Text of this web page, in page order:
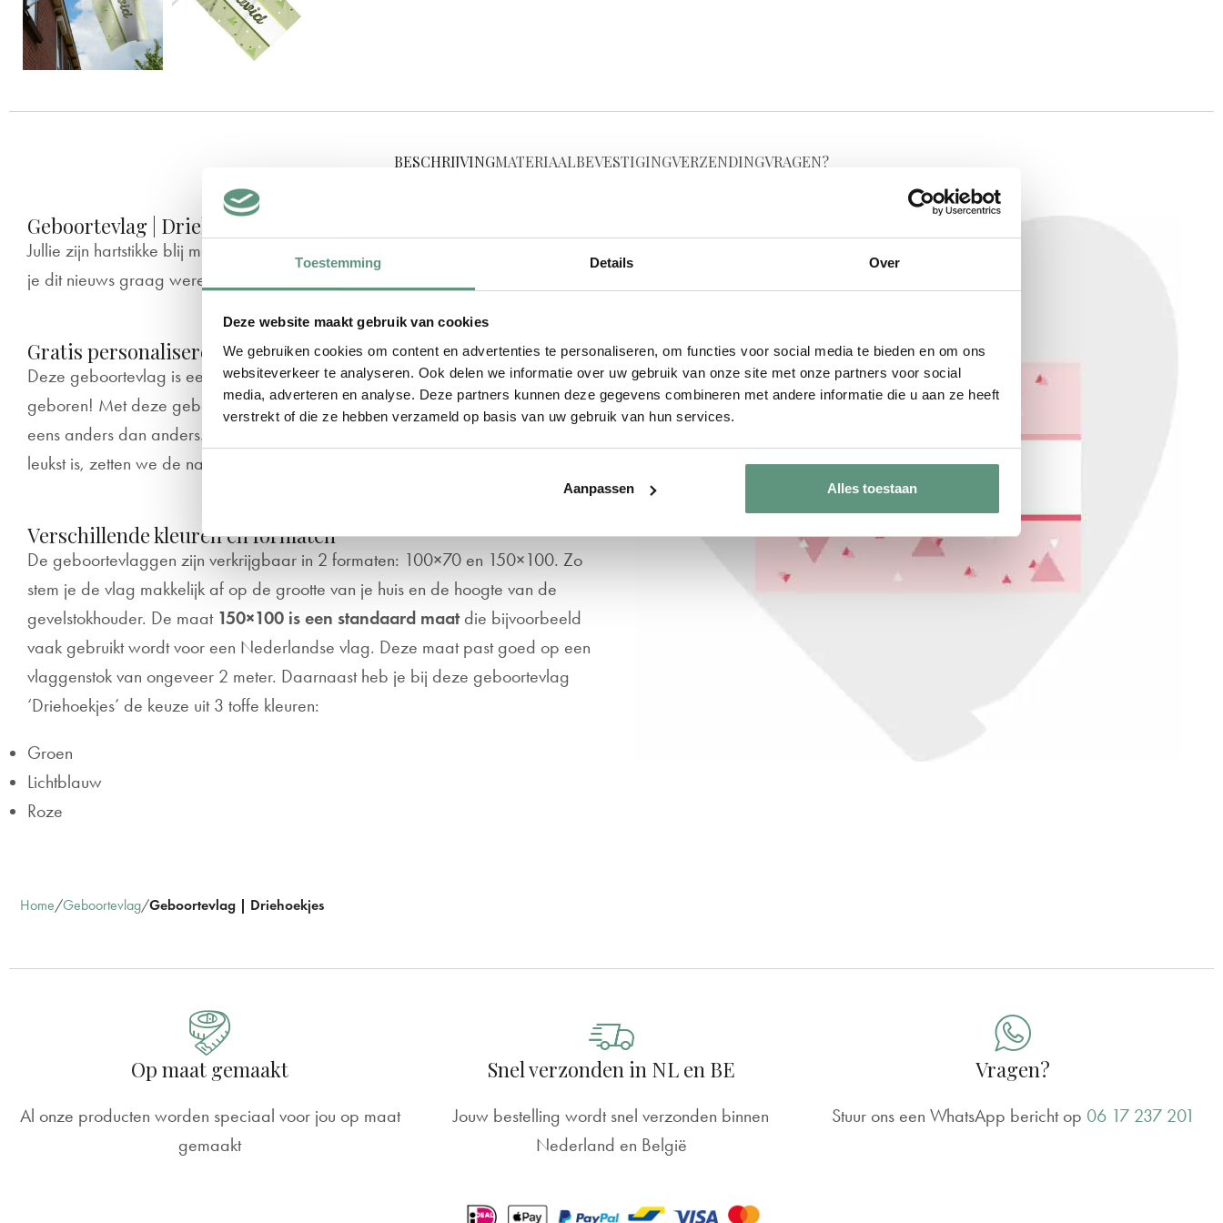
Toestemming Details Over
Deze website maakt gebruik van cookies
We gebruiken cookies om content en advertenties te personaliseren, om functies voor social media te bieden en om ons
websiteverkeer te analyseren. Ook delen we informatie over uw gebruik van onze site met onze partners voor social
media, adverteren en analyse. Deze partners kunnen deze gegevens combineren met andere informatie die u aan ze heeft
verstrekt of die ze hebben verzameld op basis van uw gebruik van hun services.
Aanpassen Alles toestaan
BESCHRIJVINGMATERIAALBEVESTIGINGVERZENDINGVRAGEN?
Geboortevlag | Driehoekjes
Jullie zijn hartstikke blij met de geboorte van jullie kindje. Geen wonder dus dat
je dit nieuws graag wereldkundig maakt!
Gratis personaliseren
Deze geboortevlag is een originele manier om te laten weten dat er een baby is
geboren! Met deze geboortevlag ‘Driehoekjes’ vier je de geboorte van je baby
eens anders dan anders. Omdat een persoonlijke geboortevlag natuurlijk het
leukst is, zetten we de naam van je baby gratis op de vlag.
Verschillende kleuren en formaten
De geboortevlaggen zijn verkrijgbaar in 2 formaten: 100×70 en 150×100. Zo
stem je de vlag makkelijk af op de grootte van je huis en de hoogte van de
gevelstokhouder. De maat 150×100 is een standaard maatdie bijvoorbeeld
vaak gebruikt wordt voor een Nederlandse vlag. Deze maat past goed op een
vlaggenstok van ongeveer 2 meter. Daarnaast heb je bij deze geboortevlag
‘Driehoekjes’ de keuze uit 3 toffe kleuren:
Groen
Lichtblauw
Roze
Home Geboortevlag Geboortevlag | Driehoekjes
Op maat gemaakt
Al onze producten worden speciaal voor jou op maat
gemaakt
Snel verzonden in NL en BE
Jouw bestelling wordt snel verzonden binnen
Nederland en België
Vragen?
Stuur ons een WhatsApp bericht op 06 17 237 201